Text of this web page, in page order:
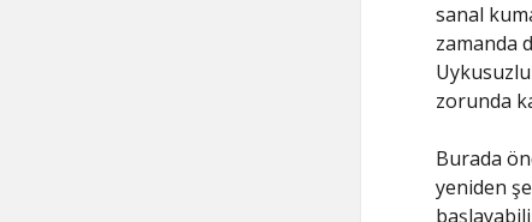
sanal
zamanda
zorunda
Burada
yeniden